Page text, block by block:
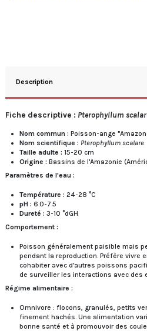
Description
Fiche descriptive : Pterophyllum
Nom commun : Poisson-ange
Nom scientifique : Pterophyllum scalare
Taille adulte : 15-20 cm
Origine : Bassins de l'Amazonie
Paramètres de l'eau :
Température : 24-28 °C
pH : 6.0-7.5
Dureté : 3-10 °dGH
Comportement :
Poisson généralement paisible mais
pendant la reproduction. Préfère vivre
cohabiter avec d'autres poissons
de surveiller les interactions avec
Régime alimentaire :
Omnivore : flocons, granulés, petits
finement hachés. Une alimentation
bonne santé et à promouvoir des